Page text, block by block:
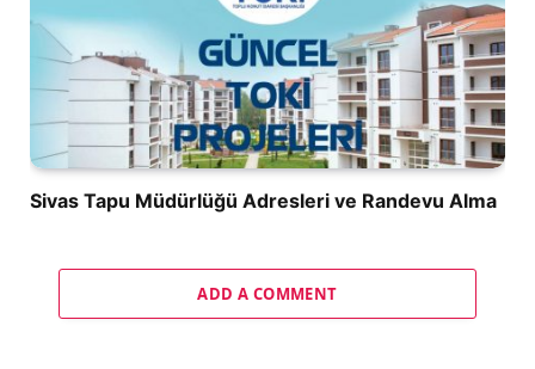
Sivas Tapu Müdürlüğü Adresleri ve Randevu Alma
ADD A COMMENT